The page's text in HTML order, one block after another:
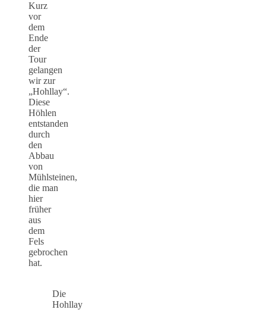
Kurz
vor
dem
Ende
der
Tour
gelangen
wir zur
„Hohllay“.
Diese
Höhlen
entstanden
durch
den
Abbau
von
Mühlsteinen,
die man
hier
früher
aus
dem
Fels
gebrochen
hat.
Die
Hohllay